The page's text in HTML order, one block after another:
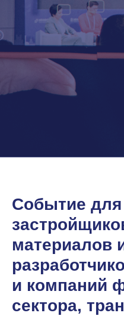
Событие
материалов
и компаний
сектора,